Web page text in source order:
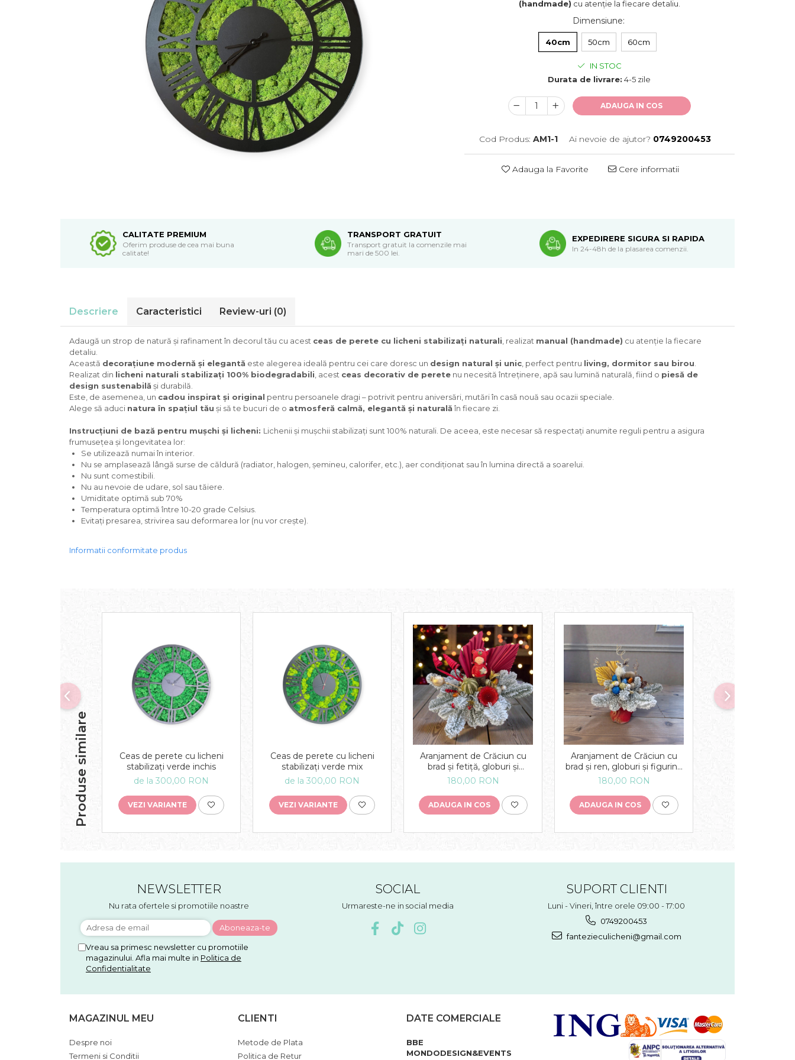
(handmade) cu atenție la fiecare detaliu.
Dimensiune:
40cm 50cm 60cm
IN STOC
Durata de livrare: 4-5 zile
ADAUGA IN COS
Cod Produs: AM1-1 Ai nevoie de ajutor? 0749200453
Adauga la Favorite Cere informatii
CALITATE PREMIUM
Oferim produse de cea mai buna
calitate!
TRANSPORT GRATUIT
Transport gratuit la comenzile mai
mari de 500 lei.
EXPEDIRERE SIGURA SI RAPIDA
In 24-48h de la plasarea comenzii.
Descriere Caracteristici Review-uri (0)
Adaugă un strop de natură și rafinament în decorul tău cu acest ceas de perete cu licheni stabilizați naturali , realizat manual (handmade) cu atenție la fiecare
detaliu.
Această decorațiune modernă și elegantă este alegerea ideală pentru cei care doresc un design natural și unic , perfect pentru living, dormitor sau birou
Realizat din licheni naturali stabilizați 100% biodegradabili , acest ceas decorativ de perete nu necesită întreținere, apă sau lumină naturală, fiind o piesă de
design sustenabilă și durabilă.
Este, de asemenea, un cadou inspirat și original pentru persoanele dragi – potrivit pentru aniversări, mutări în casă nouă sau ocazii speciale.
Alege să aduci natura în spațiul tău și să te bucuri de o atmosferă calmă, elegantă și naturală în fiecare zi.
Instrucțiuni de bază pentru mușchi și licheni: Lichenii și mușchii stabilizați sunt 100% naturali. De aceea, este necesar să respectați anumite reguli pentru a asigura
frumusețea și longevitatea lor:
Se utilizează numai în interior.
Nu se amplasează lângă surse de căldură (radiator, halogen, șemineu, calorifer, etc.), aer condiționat sau în lumina directă a soarelui.
Nu sunt comestibili.
Nu au nevoie de udare, sol sau tăiere.
Umiditate optimă sub 70%
Temperatura optimă între 10-20 grade Celsius.
Evitați presarea, strivirea sau deformarea lor (nu vor crește).
Informatii conformitate produs
Produse similare
Ceas de perete cu licheni
stabilizați verde inchis
de la 300,00 RON
VEZI VARIANTE
Ceas de perete cu licheni
stabilizați verde mix
de la 300,00 RON
VEZI VARIANTE
Aranjament de Crăciun cu
brad și fetiță, globuri și
figurine festive, decor
handmade, tematică de
sărbători
180,00 RON
ADAUGA IN COS
Aranjament de Crăciun cu
brad și ren, globuri și figurine
festive, decor handmade,
tematică de sărbători
180,00 RON
ADAUGA IN COS
NEWSLETTER
Nu rata ofertele si promotiile noastre
Vreau sa primesc newsletter cu promotiile
magazinului. Afla mai multe in Politica de
Confidentialitate
SOCIAL
Urmareste-ne in social media
SUPORT CLIENTI
Luni - Vineri, între orele 09:00 - 17:00
0749200453
fantezieculicheni@gmail.com
MAGAZINUL MEU
Despre noi
Termeni si Conditii
CLIENTI
Metode de Plata
Politica de Retur
DATE COMERCIALE
BBE
MONDODESIGN&EVENTS